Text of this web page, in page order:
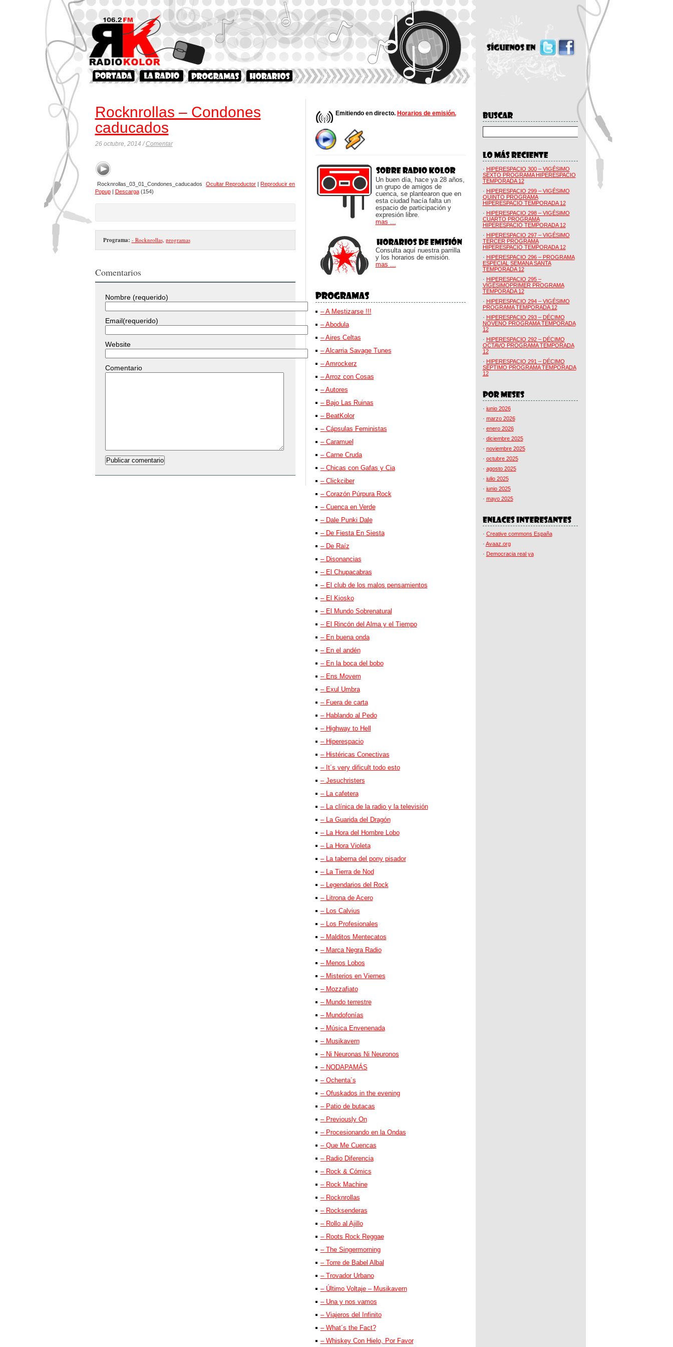
Rocknrollas – Condones
caducados
26 octubre, 2014 /Comentar
Rocknrollas_03_01_Condones_caducados Ocultar Reproductor |Reproducir en
Popup| Descarga(154)
Programa: - Rocknrollas, programas
Comentarios
Nombre (requerido)
Email(requerido)
Website
Comentario
Emitiendo en directo. Horarios de emisión.
Un buen día, hace ya 28 años,
un grupo de amigos de
cuenca, se plantearon que en
esta ciudad hacía falta un
espacio de participación y
expresión libre.
mas ...
Consulta aquí nuestra parrilla
y los horarios de emisión.
mas ...
– A Mestizarse !!!
– Abodula
– Aires Celtas
– Alcarria Savage Tunes
– Amrockerz
– Arroz con Cosas
– Autores
– Bajo Las Ruinas
– BeatKolor
– Cápsulas Feministas
– Caramuel
– Carne Cruda
– Chicas con Gafas y Cia
– Clickciber
– Corazón Púrpura Rock
– Cuenca en Verde
– Dale Punki Dale
– De Fiesta En Siesta
– De Raíz
– Disonancias
– El Chupacabras
– El club de los malos pensamientos
– El Kiosko
– El Mundo Sobrenatural
– El Rincón del Alma y el Tiempo
– En buena onda
– En el andén
– En la boca del bobo
– Ens Movem
– Exul Umbra
– Fuera de carta
– Hablando al Pedo
– Highway to Hell
– Hiperespacio
– Histéricas Conectivas
– It´s very dificult todo esto
– Jesuchristers
– La cafetera
– La clínica de la radio y la televisión
– La Guarida del Dragón
– La Hora del Hombre Lobo
– La Hora Violeta
– La taberna del pony pisador
– La Tierra de Nod
– Legendarios del Rock
– Litrona de Acero
– Los Calvius
– Los Profesionales
– Malditos Mentecatos
– Marca Negra Radio
– Menos Lobos
– Misterios en Viernes
– Mozzafiato
– Mundo terrestre
– Mundofonías
– Música Envenenada
– Musikavern
– Ni Neuronas Ni Neuronos
– NODAPAMÁS
– Ochenta´s
– Ofuskados in the evening
– Patio de butacas
– Previously On
– Procesionando en la Ondas
– Que Me Cuencas
– Radio Diferencia
– Rock & Cómics
– Rock Machine
– Rocknrollas
– Rocksenderas
– Rollo al Ajillo
– Roots Rock Reggae
– The Singermorning
– Torre de Babel Albal
– Trovador Urbano
– Último Voltaje – Musikavern
– Una y nos vamos
– Viajeros del Infinito
– What´s the Fact?
– Whiskey Con Hielo, Por Favor
· HIPERESPACIO 300 – VIGÉSIMO
SEXTO PROGRAMA HIPERESPACIO
TEMPORADA 12
· HIPERESPACIO 299 – VIGÉSIMO
QUINTO PROGRAMA
HIPERESPACIO TEMPORADA 12
· HIPERESPACIO 298 – VIGÉSIMO
CUARTO PROGRAMA
HIPERESPACIO TEMPORADA 12
· HIPERESPACIO 297 – VIGÉSIMO
TERCER PROGRAMA
HIPERESPACIO TEMPORADA 12
· HIPERESPACIO 296 – PROGRAMA
ESPECIAL SEMANA SANTA
TEMPORADA 12
· HIPERESPACIO 295 –
VIGÉSIMOPRIMER PROGRAMA
TEMPORADA 12
· HIPERESPACIO 294 – VIGÉSIMO
PROGRAMA TEMPORADA 12
· HIPERESPACIO 293 – DÉCIMO
NOVENO PROGRAMA TEMPORADA
12
· HIPERESPACIO 292 – DÉCIMO
OCTAVO PROGRAMA TEMPORADA
12
· HIPERESPACIO 291 – DÉCIMO
SÉPTIMO PROGRAMA TEMPORADA
12
· junio 2026
· marzo 2026
· enero 2026
· diciembre 2025
· noviembre 2025
· octubre 2025
· agosto 2025
· julio 2025
· junio 2025
· mayo 2025
· Creative commons España
· Avaaz.org
· Democracia real ya